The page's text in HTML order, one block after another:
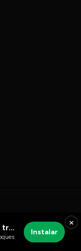
×
APP TRANSFEERO: chófer y traslados al aeropuerto Instalar